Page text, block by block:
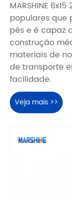
MARSHINE
populares que
pés e é capaz
construção
materiais de
de transporte
facilidade.
Veja mais >>